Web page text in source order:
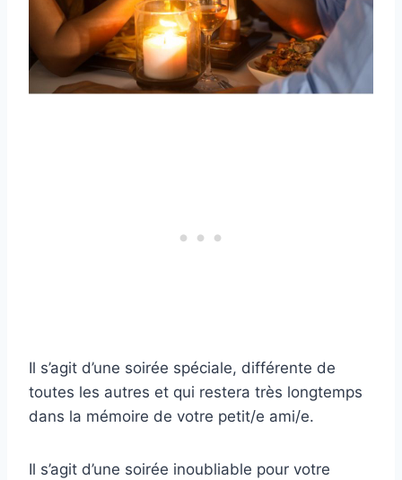
Il s’agit d’une soirée spéciale, différente de
toutes les autres et qui restera très longtemps
dans la mémoire de votre petit/e ami/e.
Il s’agit d’une soirée inoubliable pour votre